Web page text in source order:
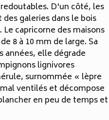
D'un côté, les
galeries dans le bois
capricorne des maisons
8 à 10 mm de large. Sa
années, elle dégrade
lignivores
surnommée « lèpre
ventilés et décompose
en peu de temps et